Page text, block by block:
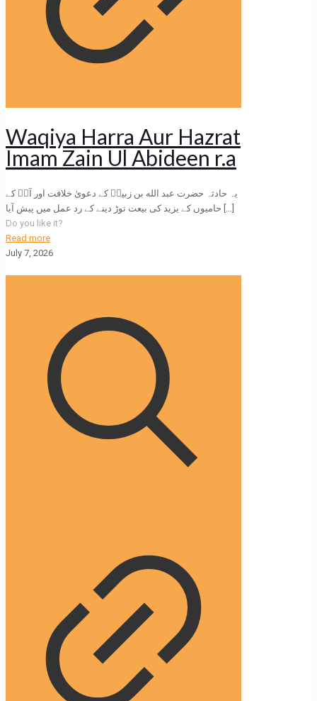
Waqiya Harra Aur Hazrat
Imam Zain Ul Abideen r.a
یہ حادثہ حضرت عبد الله بن زبیرؓ کے دعویٰ خلافت اور آپؓ کے
حامیوں کے یزید کی بیعت توڑ دینے کے رد عمل میں پیش آیا […]
Do you like it?
Read more
July 7, 2026